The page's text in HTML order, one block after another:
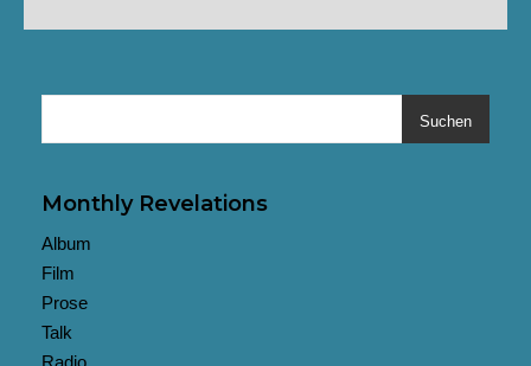
Suchen
Monthly Revelations
Album
Film
Prose
Talk
Radio